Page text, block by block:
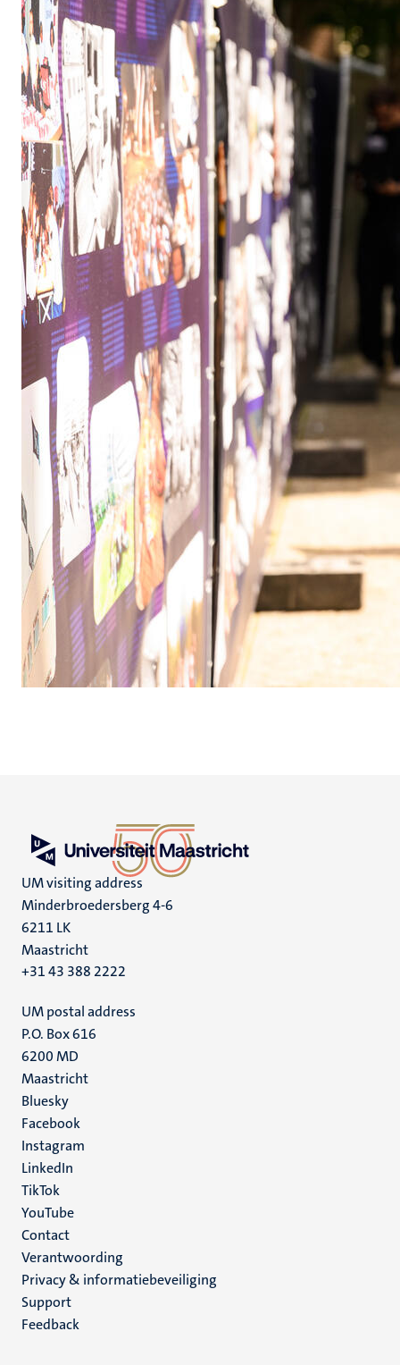
UM visiting address
Minderbroedersberg 4-6
6211 LK
Maastricht
+31 43 388 2222
UM postal address
P.O. Box 616
6200 MD
Maastricht
Social
media
Bluesky
Facebook
Instagram
LinkedIn
TikTok
YouTube
Menu
footer
(NL)
Contact
Verantwoording
Privacy & informatiebeveiliging
Support
Feedback